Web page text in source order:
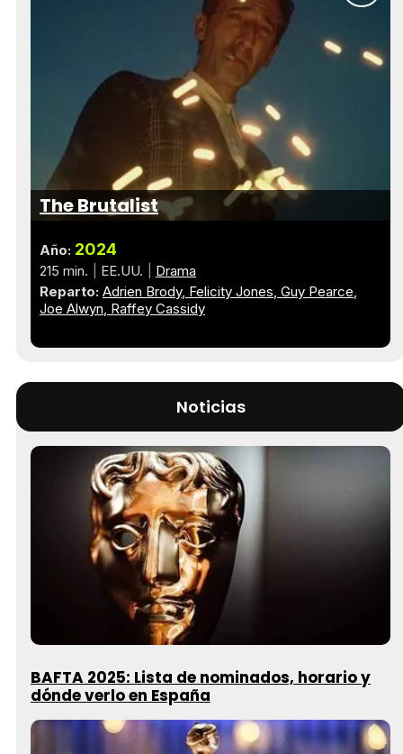
The Brutalist
Año: 2024
215 min. EE.UU.
Drama
Reparto: Adrien Brody Felicity Jones Guy Pearce
Joe Alwyn Raffey Cassidy
Noticias
BAFTA 2025: Lista de nominados, horario y
dónde verlo en España